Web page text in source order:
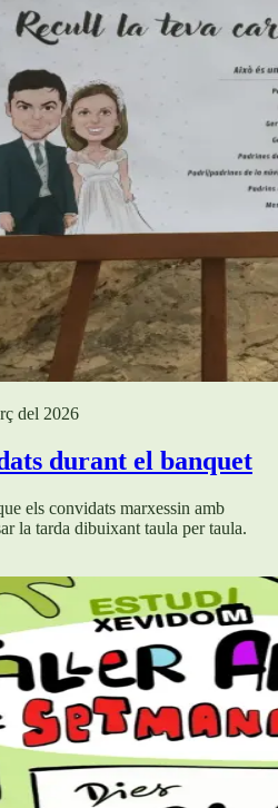
del 2026
durant el banquet
els convidats marxessin amb
la tarda dibuixant taula per taula.